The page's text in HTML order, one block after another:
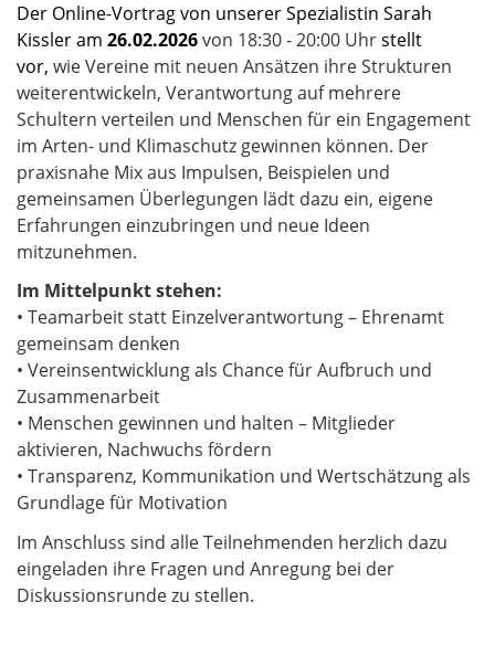
Der Online-Vortrag von unserer Spezialistin Sarah
Kissler am 26.02.2026von 18:30 - 20:00 Uhrstellt
vor, wie Vereine mit neuen Ansätzen ihre Strukturen
weiterentwickeln, Verantwortung auf mehrere
Schultern verteilen und Menschen für ein Engagement
im Arten- und Klimaschutz gewinnen können. Der
praxisnahe Mix aus Impulsen, Beispielen und
gemeinsamen Überlegungen lädt dazu ein, eigene
Erfahrungen einzubringen und neue Ideen
mitzunehmen.
Im Mittelpunkt stehen:
• Teamarbeit statt Einzelverantwortung – Ehrenamt
gemeinsam denken
• Vereinsentwicklung als Chance für Aufbruch und
Zusammenarbeit
• Menschen gewinnen und halten – Mitglieder
aktivieren, Nachwuchs fördern
• Transparenz, Kommunikation und Wertschätzung als
Grundlage für Motivation
Im Anschluss sind alle Teilnehmenden herzlich dazu
eingeladen ihre Fragen und Anregung bei der
Diskussionsrunde zu stellen.